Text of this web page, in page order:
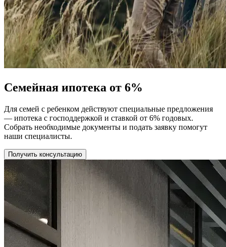
Семейная ипотека от 6%
Для семей с ребенком действуют специальные предложения
— ипотека с господдержкой и ставкой от 6% годовых.
Собрать необходимые документы и подать заявку помогут
наши специалисты.
Получить консультацию